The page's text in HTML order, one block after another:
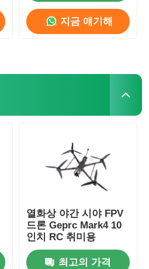
지금 얘기해
열화상 야간 시야 FPV
드론 Geprc Mark4 10
인치 RC 취미용
최고의 가격